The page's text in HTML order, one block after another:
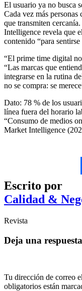
El usuario ya no busca
Cada vez más
que transmiten
Intelligence revela que
contenido “para
“El prime time digital
“Las marcas que
integrarse en la rutina
no se compra: se
Dato: 78 % de los
línea fuera del horario
“Consumo de medios
Market Intelligence
Escrito por
Calidad &
Revista
Deja una respuesta
Tu dirección de correo
obligatorios están